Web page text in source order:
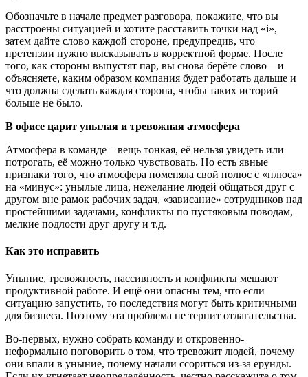
Обозначьте в начале предмет разговора, покажите, что вы
расстроены ситуацией и хотите расставить точки над «i»,
затем дайте слово каждой стороне, предупредив, что
претензии нужно высказывать в корректной форме. После
того, как стороны выпустят пар, вы снова берёте слово – и
объясняете, каким образом компания будет работать дальше и
что должна сделать каждая сторона, чтобы таких историй
больше не было.
В офисе царит унылая и тревожная атмосфера
Атмосфера в команде – вещь тонкая, её нельзя увидеть или
потрогать, её можно только чувствовать. Но есть явные
признаки того, что атмосфера поменяла свой полюс с «плюса»
на «минус»: унылые лица, нежелание людей общаться друг с
другом вне рамок рабочих задач, «зависание» сотрудников над
простейшими задачами, конфликты по пустяковым поводам,
мелкие подлости друг другу и т.д.
Как это исправить
Уныние, тревожность, пассивность и конфликты мешают
продуктивной работе. И ещё они опасны тем, что если
ситуацию запустить, то последствия могут быть критичными
для бизнеса. Поэтому эта проблема не терпит отлагательства.
Во-первых, нужно собрать команду и откровенно-
неформально поговорить о том, что тревожит людей, почему
они впали в уныние, почему начали ссориться из-за ерунды.